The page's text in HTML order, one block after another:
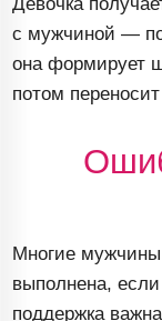
с мужчиной — по
она формирует
потом
Многие
выполнена,
поддержка